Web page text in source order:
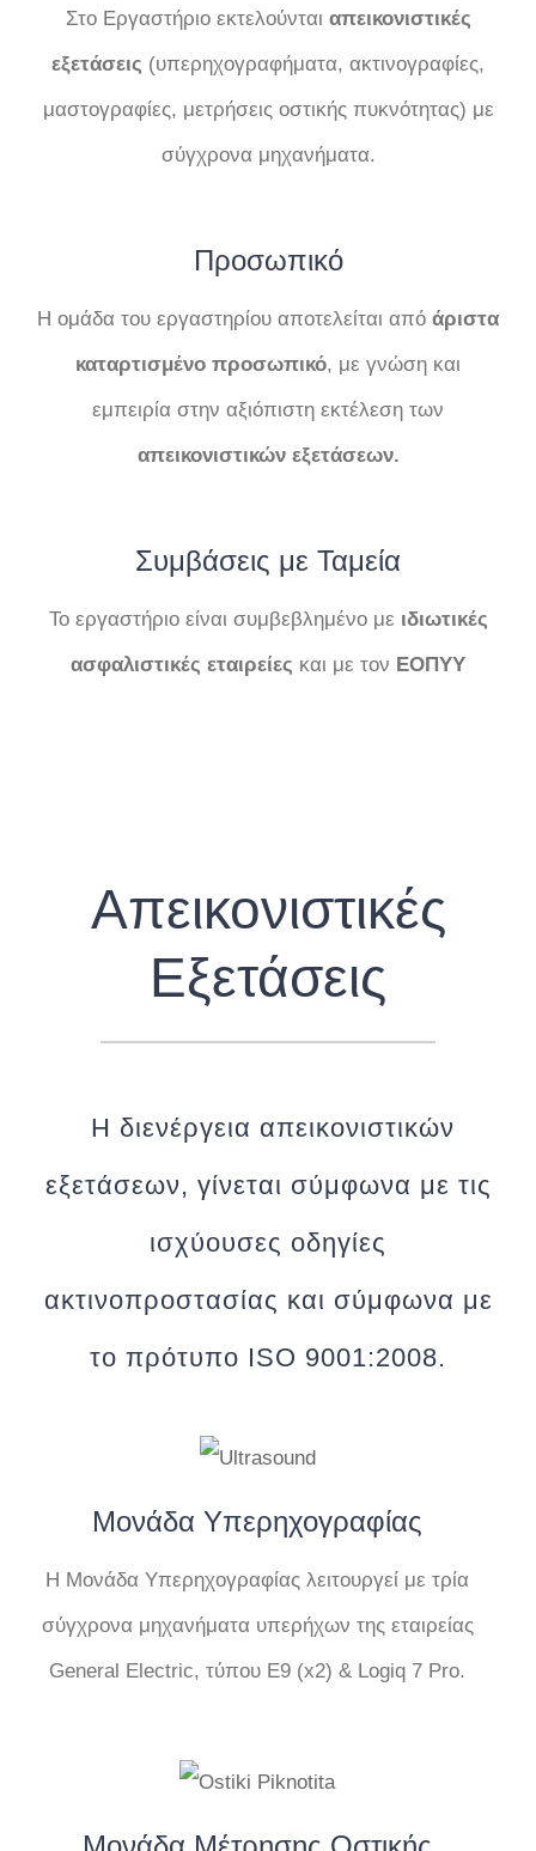
Στο Εργαστήριο εκτελούνται απεικονιστικές
εξετάσεις (υπερηχογραφήματα, ακτινογραφίες,
μαστογραφίες, μετρήσεις οστικής πυκνότητας) με
σύγχρονα μηχανήματα.
Προσωπικό
Η ομάδα του εργαστηρίου αποτελείται από άριστα
καταρτισμένο προσωπικό, με γνώση και
εμπειρία στην αξιόπιστη εκτέλεση των
απεικονιστικών εξετάσεων.
Συμβάσεις με Ταμεία
Το εργαστήριο είναι συμβεβλημένο με ιδιωτικές
ασφαλιστικές εταιρείες και με τον ΕΟΠΥΥ
Απεικονιστικές
Εξετάσεις
Η διενέργεια απεικονιστικών
εξετάσεων, γίνεται σύμφωνα με τις
ισχύουσες οδηγίες
ακτινοπροστασίας και σύμφωνα με
το πρότυπο ISO 9001:2008.
Μονάδα Υπερηχογραφίας
Η Μονάδα Υπερηχογραφίας λειτουργεί με τρία
σύγχρονα μηχανήματα υπερήχων της εταιρείας
General Electric, τύπου Ε9 (x2) & Logiq 7 Pro.